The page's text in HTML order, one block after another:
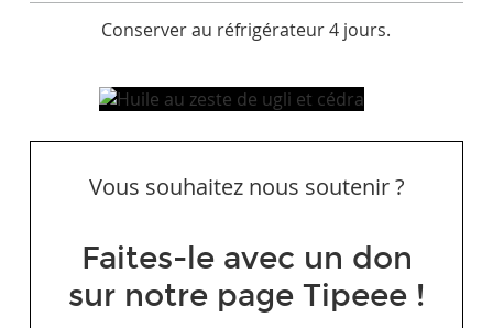
Conserver au réfrigérateur 4 jours.
Vous souhaitez nous soutenir ?
Faites-le avec un don
sur notre page Tipeee !